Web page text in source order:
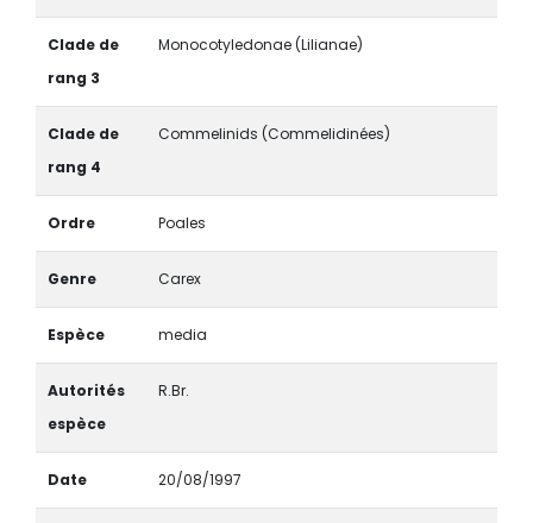
Clade de
rang 3
Monocotyledonae (Lilianae)
Clade de
rang 4
Commelinids (Commelidinées)
Ordre Poales
Genre Carex
Espèce media
Autorités
espèce
R.Br.
Date 20/08/1997